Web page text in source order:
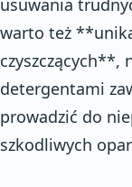
usuwania
warto też
czyszczących**,
detergentami
prowadzić do
szkodliwych